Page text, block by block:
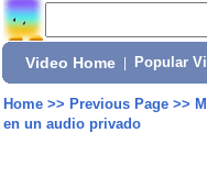
Video Home Popular
Home>> Previous Page>>
en un audio privado